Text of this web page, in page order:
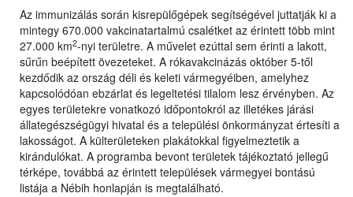
Az immunizálás során kisrepülőgépek segítségével juttatják ki a
mintegy 670.000 vakcinatartalmú csalétket az érintett több mint
27.000 km2-nyi területre. A művelet ezúttal sem érinti a lakott,
sűrűn beépített övezeteket. A rókavakcinázás október 5-től
kezdődik az ország déli és keleti vármegyéiben, amelyhez
kapcsolódóan ebzárlat és legeltetési tilalom lesz érvényben. Az
egyes területekre vonatkozó időpontokról az illetékes járási
állategészségügyi hivatal és a települési önkormányzat értesíti a
lakosságot. A külterületeken plakátokkal figyelmeztetik a
kirándulókat. A programba bevont területek tájékoztató jellegű
térképe, továbbá az érintett települések vármegyei bontású
listája a Nébih honlapján is megtalálható.